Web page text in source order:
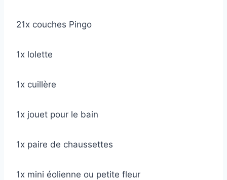
21x couches Pingo
1x lolette
1x cuillère
1x jouet pour le bain
1x paire de chaussettes
1x mini éolienne ou petite fleur